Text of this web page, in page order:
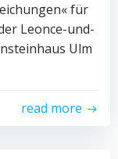
für
Leonce-und-
Ulm
read more